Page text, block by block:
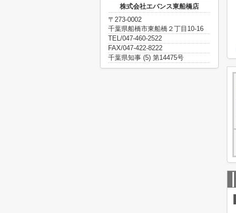
株式会社エバンス東船橋店
〒273-0002
千葉県船橋市東船橋２丁目10-16
TEL/047-460-2522
FAX/047-422-8222
千葉県知事 (5) 第14475号